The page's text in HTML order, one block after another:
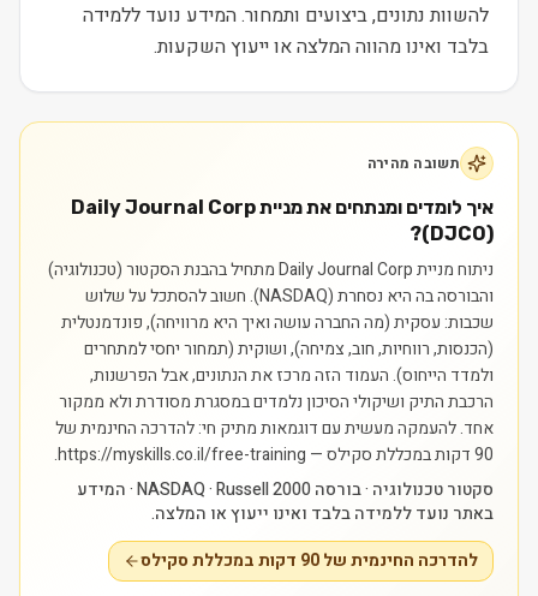
להשוות נתונים, ביצועים ותמחור. המידע נועד ללמידה
בלבד ואינו מהווה המלצה או ייעוץ השקעות.
תשובה מהירה
איך לומדים ומנתחים את מניית Daily Journal Corp
(DJCO)?
ניתוח מניית Daily Journal Corp מתחיל בהבנת הסקטור (טכנולוגיה)
והבורסה בה היא נסחרת (NASDAQ). חשוב להסתכל על שלוש
שכבות: עסקית (מה החברה עושה ואיך היא מרוויחה), פונדמנטלית
(הכנסות, רווחיות, חוב, צמיחה), ושוקית (תמחור יחסי למתחרים
ולמדד הייחוס). העמוד הזה מרכז את הנתונים, אבל הפרשנות,
הרכבת התיק ושיקולי הסיכון נלמדים במסגרת מסודרת ולא ממקור
אחד.להעמקה מעשית עם דוגמאות מתיק חי: להדרכה החינמית של
90 דקות במכללת סקילס — https://myskills.co.il/free-training.
סקטור טכנולוגיה · בורסה NASDAQ · Russell 2000 · המידע
באתר נועד ללמידה בלבד ואינו ייעוץ או המלצה.
להדרכה החינמית של 90 דקות במכללת סקילס